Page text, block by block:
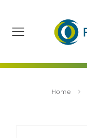
Home